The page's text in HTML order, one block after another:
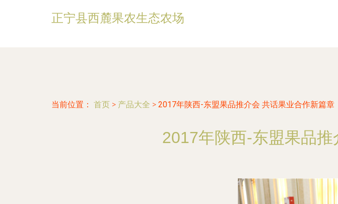
正宁县西麓果农生态农场
当前位置： 首页 > 产品大全 > 2017年陕西-东盟果品推介会 共话果业合作新篇章
2017年陕西-东盟果品